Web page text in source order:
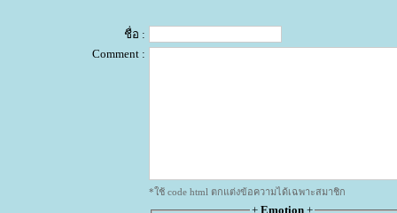
ชื่อ :
Comment :
*ใช้ code html ตกแต่งข้อความได้เฉพาะสมาชิก
+ Emotion+